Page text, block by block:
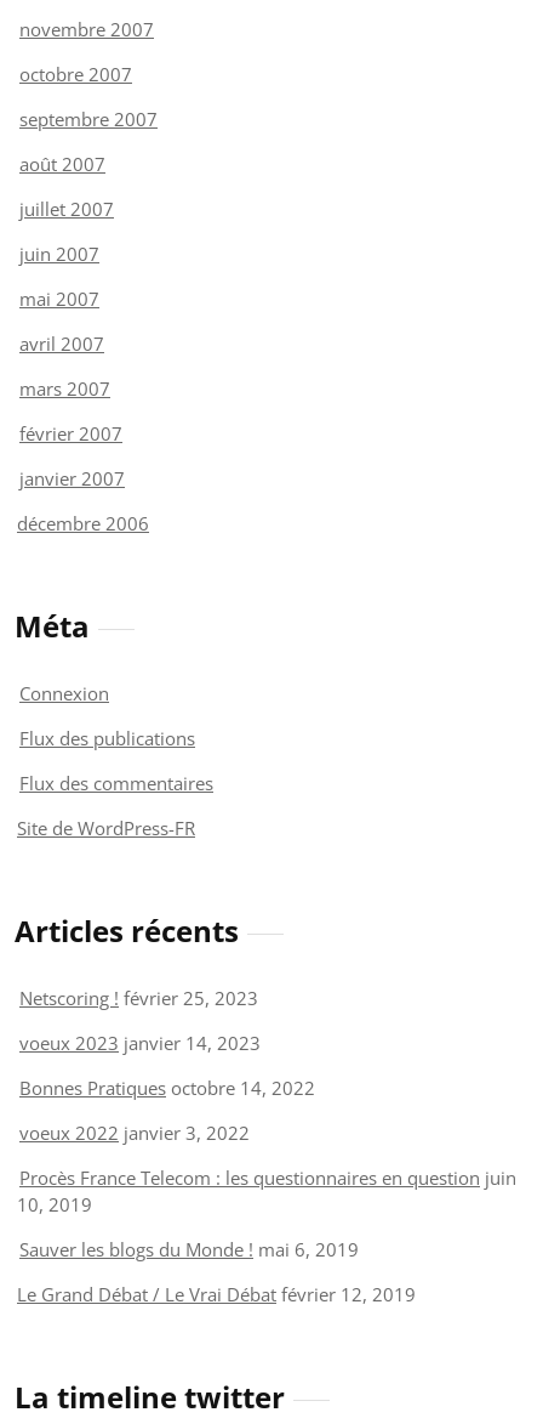
novembre 2007
octobre 2007
septembre 2007
août 2007
juillet 2007
juin 2007
mai 2007
avril 2007
mars 2007
février 2007
janvier 2007
décembre 2006
Méta
Connexion
Flux des publications
Flux des commentaires
Site de WordPress-FR
Articles récents
Netscoring ! février 25, 2023
voeux 2023 janvier 14, 2023
Bonnes Pratiques octobre 14, 2022
voeux 2022 janvier 3, 2022
Procès France Telecom : les questionnaires en question juin
10, 2019
Sauver les blogs du Monde ! mai 6, 2019
Le Grand Débat / Le Vrai Débat février 12, 2019
La timeline twitter